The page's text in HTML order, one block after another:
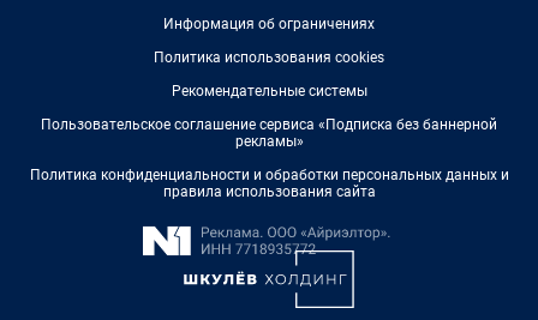
Информация об ограничениях
Политика использования cookies
Рекомендательные системы
Пользовательское соглашение сервиса «Подписка без баннерной
рекламы»
Политика конфиденциальности и обработки персональных данных и
правила использования сайта